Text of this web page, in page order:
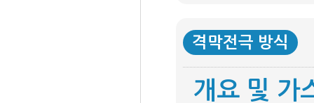
격막전극 방식
개요 및 가